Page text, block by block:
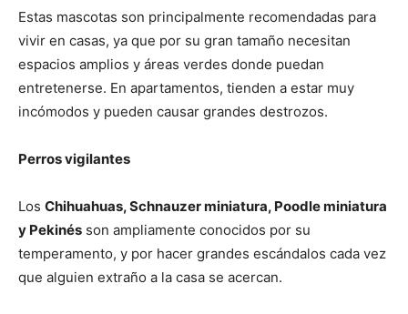
Cachorros
Estas mascotas son principalmente recomendadas para
vivir en casas, ya que por su gran tamaño necesitan
espacios amplios y áreas verdes donde puedan
entretenerse. En apartamentos, tienden a estar muy
incómodos y pueden causar grandes destrozos.
Perros vigilantes
Los Chihuahuas, Schnauzer miniatura, Poodle miniatura
y Pekinés son ampliamente conocidos por su
temperamento, y por hacer grandes escándalos cada vez
que alguien extraño a la casa se acercan.